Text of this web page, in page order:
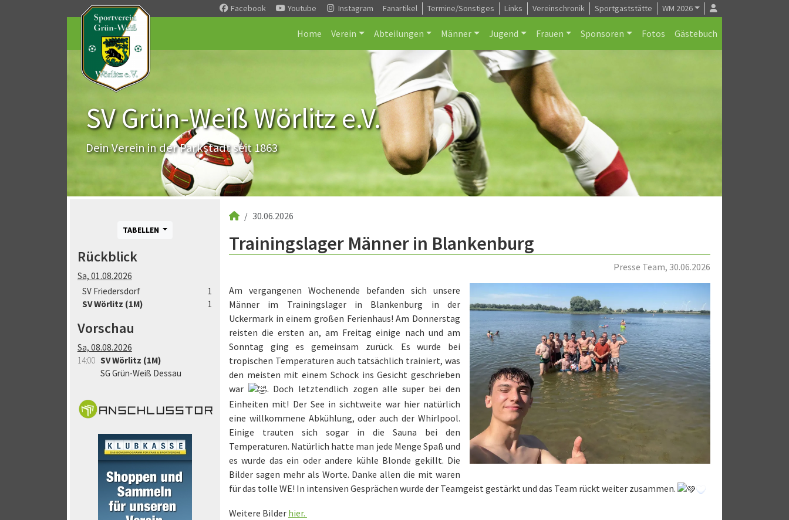
Facebook Youtube Instagram Fanartikel Termine/Sonstiges Links Vereinschronik Sportgaststätte WM 2026
Home Verein Abteilungen Männer Jugend Frauen Sponsoren Fotos Gästebuch
SV Grün-Weiß Wörlitz e.V.
Dein Verein in der Parkstadt seit 1863
TABELLEN
Rückblick
Sa, 01.08.2026
SV Friedersdorf
1
SV Wörlitz (1M)
1
Vorschau
Sa, 08.08.2026
14:00 SV Wörlitz (1M)
SG Grün-Weiß Dessau
30.06.2026
Trainingslager Männer in Blankenburg
Presse Team, 30.06.2026
Am vergangenen Wochenende befanden sich unsere
Männer im Trainingslager in Blankenburg in der
Uckermark in einem großen Ferienhaus! Am Donnerstag
reisten die ersten an, am Freitag einige nach und am
Sonntag ging es gemeinsam zurück. Es wurde bei
tropischen Temperaturen auch tatsächlich trainiert, was
den meisten mit einem Schock ins Gesicht geschrieben
war
. Doch letztendlich zogen alle super bei den
Einheiten mit! Der See in sichtweite war hier natürlich
eine willkommene Abkühlung, oder auch der Whirlpool.
Einige trauten sich sogar in die Sauna bei den
Temperaturen. Natürlich hatte man jede Menge Spaß und
es wurde das ein oder andere kühle Blonde gekillt. Die
Bilder sagen mehr als Worte. Danke allen die mit waren
für das tolle WE! In intensiven Gesprächen wurde der Teamgeist gestärkt und das Team rückt weiter zusammen.
Weitere Bilder hier.